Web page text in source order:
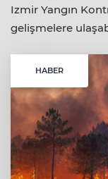
Izmir Yangın
gelişmelere
HABER